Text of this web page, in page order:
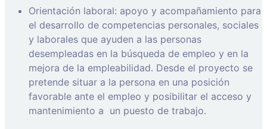
Orientación laboral: apoyo y acompañamiento para
el desarrollo de competencias personales, sociales
y laborales que ayuden a las personas
desempleadas en la búsqueda de empleo y en la
mejora de la empleabilidad. Desde el proyecto se
pretende situar a la persona en una posición
favorable ante el empleo y posibilitar el acceso y
mantenimiento a un puesto de trabajo.